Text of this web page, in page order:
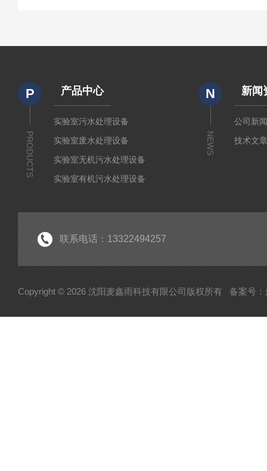
P
PRODUCTS
产品中心
实验室污水处理设备
实验室废水处理设备
实验室无机污水处理设备
实验室有机污水处理设备
生活污水处理设备系列
废气处理设备系列
N
NEWS
新闻
公司新
技术文
联系电话：13322494257
Copyright © 2026 沈阳麦鑫雨科技有限公司版权所有 备案号